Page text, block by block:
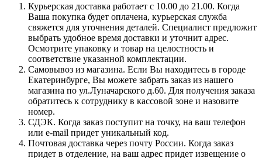
Курьерская доставка работает с 10.00 до 21.00. Когда
Ваша покупка будет оплачена, курьерская служба
свяжется для уточнения деталей. Специалист предложит
выбрать удобное время доставки и уточнит адрес.
Осмотрите упаковку и товар на целостность и
соответствие указанной комплектации.
Самовывоз из магазина. Если Вы находитесь в городе
Екатеринбурге, Вы можете забрать заказ из нашего
магазина по ул.Луначарского д.60. Для получения заказа
обратитесь к сотруднику в кассовой зоне и назовите
номер.
СДЭК. Когда заказ поступит на точку, на ваш телефон
или e-mail придет уникальный код.
Почтовая доставка через почту России. Когда заказ
придет в отделение, на ваш адрес придет извещение о